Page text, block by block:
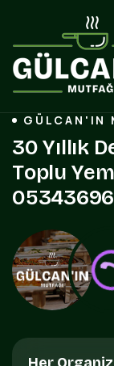
GÜLCAN'IN
30 Yıllık D
Toplu Yem
05343696